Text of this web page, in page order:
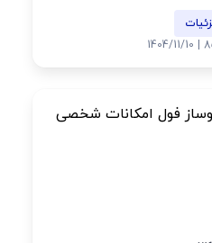
خوابه نوساز فول امکانات شخصی